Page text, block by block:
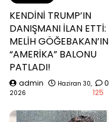
KENDİNİ TRUMP’IN
DANIŞMANI İLAN ETTİ:
MELİH GÖĞEBAKAN’IN
“AMERİKA” BALONU
PATLADI!
admin
Haziran 30,
2026
0
125